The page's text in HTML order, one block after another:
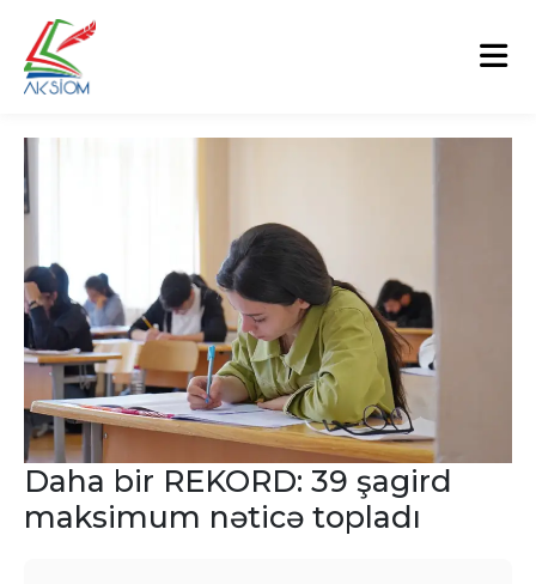
Daha bir REKORD: 39 şagird
maksimum nəticə topladı